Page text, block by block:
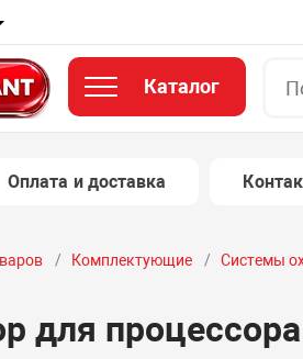
Каталог
Оплата и доставка
Комплектующие Системы
для